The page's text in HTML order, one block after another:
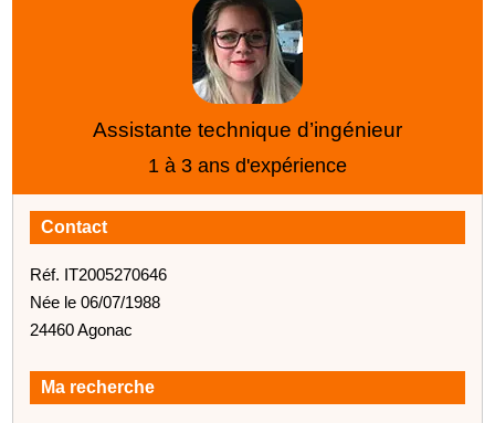
Assistante technique d’ingénieur
1 à 3 ans d'expérience
Contact
Réf. IT2005270646
Née le 06/07/1988
24460 Agonac
Ma recherche